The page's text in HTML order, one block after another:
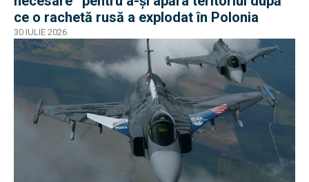
ce o rachetă rusă a explodat în Polonia
30 IULIE 2026